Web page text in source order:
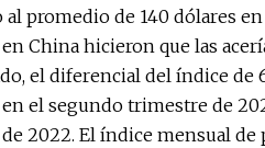
promedio de 140 dólares
China hicieron que las
el diferencial del índice de
el segundo trimestre de
2022. El índice mensual